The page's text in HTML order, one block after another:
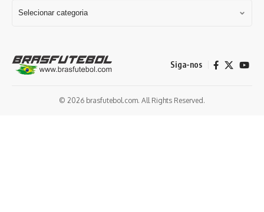
Siga-nos
© 2026 brasfutebol.com. All Rights Reserved.